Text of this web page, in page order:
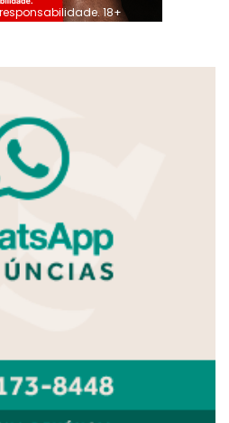
18+